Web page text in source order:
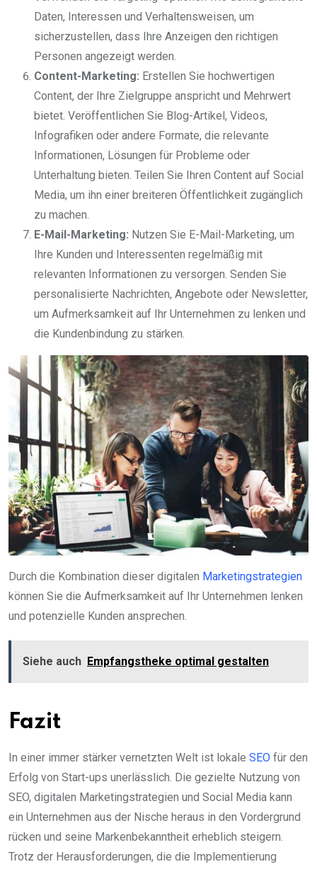
Daten, Interessen und Verhaltensweisen, um
sicherzustellen, dass Ihre Anzeigen den richtigen
Personen angezeigt werden.
Content-Marketing: Erstellen Sie hochwertigen
Content, der Ihre Zielgruppe anspricht und Mehrwert
bietet. Veröffentlichen Sie Blog-Artikel, Videos,
Infografiken oder andere Formate, die relevante
Informationen, Lösungen für Probleme oder
Unterhaltung bieten. Teilen Sie Ihren Content auf Social
Media, um ihn einer breiteren Öffentlichkeit zugänglich
zu machen.
E-Mail-Marketing: Nutzen Sie E-Mail-Marketing, um
Ihre Kunden und Interessenten regelmäßig mit
relevanten Informationen zu versorgen. Senden Sie
personalisierte Nachrichten, Angebote oder Newsletter,
um Aufmerksamkeit auf Ihr Unternehmen zu lenken und
die Kundenbindung zu stärken.
Durch die Kombination dieser digitalen Marketingstrategien
können Sie die Aufmerksamkeit auf Ihr Unternehmen lenken
und potenzielle Kunden ansprechen.
Siehe auch Empfangstheke optimal gestalten
Fazit
In einer immer stärker vernetzten Welt ist lokale SEO für den
Erfolg von Start-ups unerlässlich. Die gezielte Nutzung von
SEO, digitalen Marketingstrategien und Social Media kann
ein Unternehmen aus der Nische heraus in den Vordergrund
rücken und seine Markenbekanntheit erheblich steigern.
Trotz der Herausforderungen, die die Implementierung